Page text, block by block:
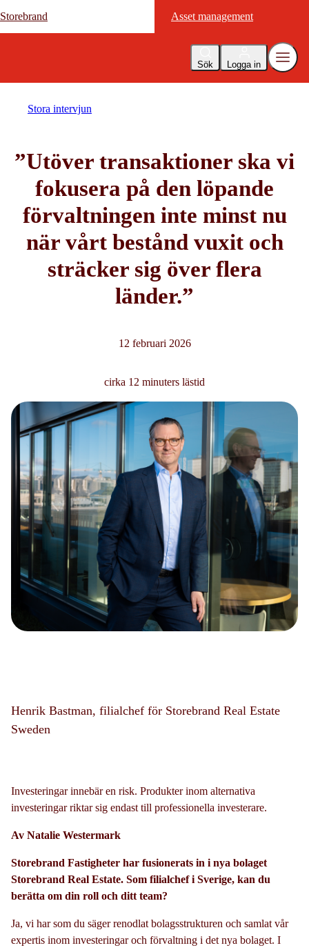
Storebrand Asset management
Sök Logga in
Storebrand Asset management
Stora intervjun
”Utöver transaktioner ska vi
fokusera på den löpande
förvaltningen inte minst nu
när vårt bestånd vuxit och
sträcker sig över flera
länder.”
12 februari 2026
cirka 12 minuters lästid
Henrik Bastman, filialchef för Storebrand Real Estate
Sweden
Investeringar innebär en risk. Produkter inom alternativa
investeringar riktar sig endast till professionella investerare.
Av Natalie Westermark
Storebrand Fastigheter har fusionerats in i nya bolaget
Storebrand Real Estate. Som filialchef i Sverige, kan du
berätta om din roll och ditt team?
Ja, vi har som du säger renodlat bolagsstrukturen och samlat vår
expertis inom investeringar och förvaltning i det nya bolaget. I